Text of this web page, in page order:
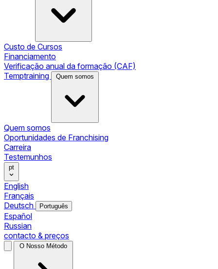
Custo de Cursos
Financiamento
Verificação anual da formação (CAF)
Temptraining
Quem somos
Quem somos
Oportunidades de Franchising
Carreira
Testemunhos
pt
English
Français
Deutsch
Português
Español
Russian
contacto & preços
O Nosso Método